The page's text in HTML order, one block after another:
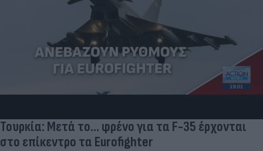
Τουρκία: Μετά το... φρένο για τα F-35 έρχονται
στο επίκεντρο τα Eurofighter